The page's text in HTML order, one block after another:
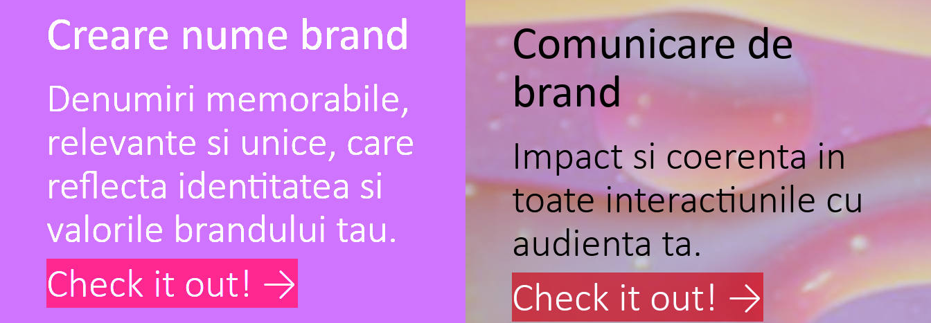
Creare nume brand
Denumiri memorabile,
relevante si unice, care
reflecta identitatea si
valorile brandului tau.
Check it out! →
Comunicare de
brand
Impact si coerenta in
toate interactiunile cu
audienta ta.
Check it out! →